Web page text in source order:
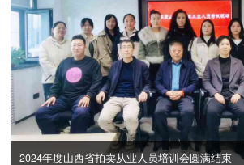
互学互鉴强自律 携手共进促